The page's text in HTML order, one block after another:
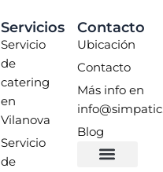
Servicios
Servicio
de
catering
en
Vilanova
Servicio
de
Contacto
Ubicación
Contacto
Más info en
Blog